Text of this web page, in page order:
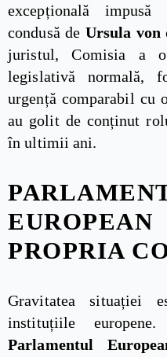
excepțională
condusă de Ursula von
juristul, Comisia a
legislativă normală,
urgență comparabil cu
au golit de conținut
în ultimii ani.
PROPRIA
Gravitatea situației
instituțiile
Parlamentul